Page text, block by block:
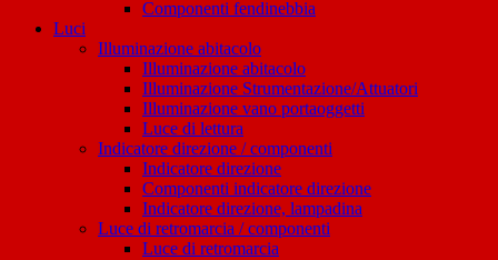
Componenti fendinebbia
Luci
Illuminazione abitacolo
Illuminazione abitacolo
Illuminazione Strumentazione/Attuatori
Illuminazione vano portaoggetti
Luce di lettura
Indicatore direzione / componenti
Indicatore direzione
Componenti indicatore direzione
Indicatore direzione, lampadina
Luce di retromarcia / componenti
Luce di retromarcia